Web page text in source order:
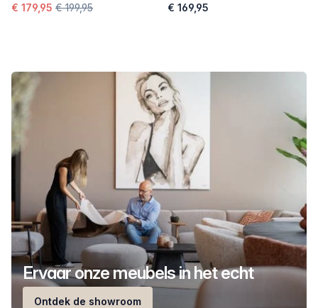
€ 179,95 € 199,95 € 169,95
Ervaar onze meubels in het echt
Ontdek de showroom